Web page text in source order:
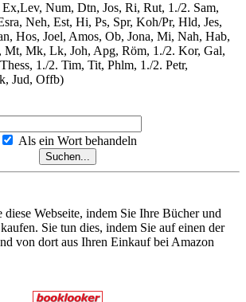
Num, Dtn, Jos, Ri, Rut, 1./2. Sam,
Neh, Est, Hi, Ps, Spr, Koh/Pr, Hld, Jes,
Hos, Joel, Amos, Ob, Jona, Mi, Nah, Hab,
Mt, Mk, Lk, Joh, Apg, Röm, 1./2. Kor, Gal,
1./2. Tim, Tit, Phlm, 1./2. Petr,
Jud, Offb)
Als ein Wort behandeln
diese Webseite, indem Sie Ihre Bücher und
Sie tun dies, indem Sie auf einen der
von dort aus Ihren Einkauf bei Amazon